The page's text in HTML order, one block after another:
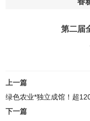
第二届
上一篇
绿色农业*独立成馆！超
下一篇